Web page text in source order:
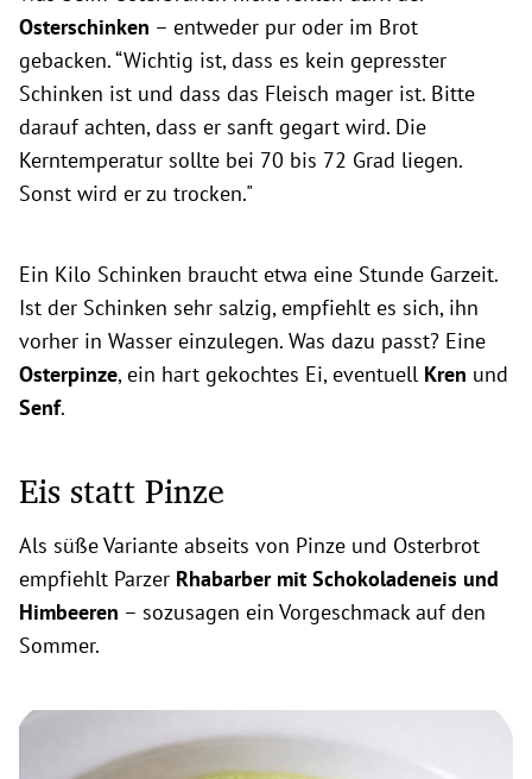
Osterschinken – entweder pur oder im Brot
gebacken. “Wichtig ist, dass es kein gepresster
Schinken ist und dass das Fleisch mager ist. Bitte
darauf achten, dass er sanft gegart wird. Die
Kerntemperatur sollte bei 70 bis 72 Grad liegen.
Sonst wird er zu trocken."
Ein Kilo Schinken braucht etwa eine Stunde Garzeit.
Ist der Schinken sehr salzig, empfiehlt es sich, ihn
vorher in Wasser einzulegen. Was dazu passt? Eine
Osterpinze, ein hart gekochtes Ei, eventuell Kren und
Senf.
Eis statt Pinze
Als süße Variante abseits von Pinze und Osterbrot
empfiehlt Parzer Rhabarber mit Schokoladeneis und
Himbeeren – sozusagen ein Vorgeschmack auf den
Sommer.